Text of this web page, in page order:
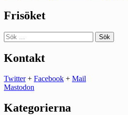
Frisöket
Sök
efter:
Kontakt
Twitter+ Facebook + Mail
Mastodon
Kategorierna